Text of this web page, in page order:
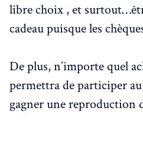
libre choix , et
cadeau puisque les
De plus, n´importe quel
permettra de participer
gagner une reproduction